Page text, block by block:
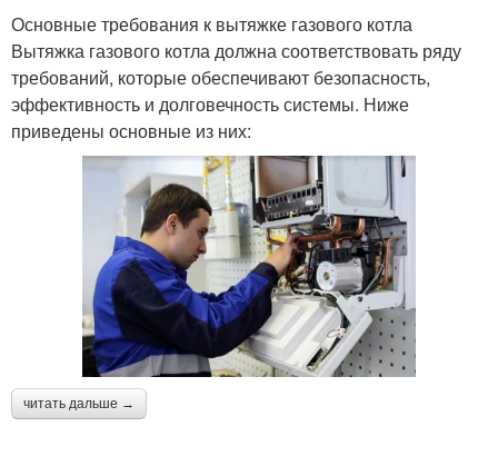
Основные требования к вытяжке газового котла
Вытяжка газового котла должна соответствовать ряду
требований, которые обеспечивают безопасность,
эффективность и долговечность системы. Ниже
приведены основные из них:
читать дальше →